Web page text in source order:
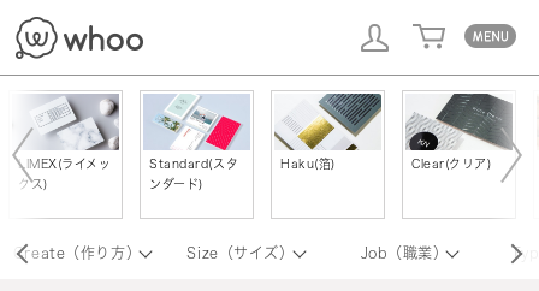
LIMEX(ライメッ
クス)
Standard(スタ
ンダード)
Haku(箔) Clear(クリア)
Create（作り方） Size（サイズ） Job（職業）